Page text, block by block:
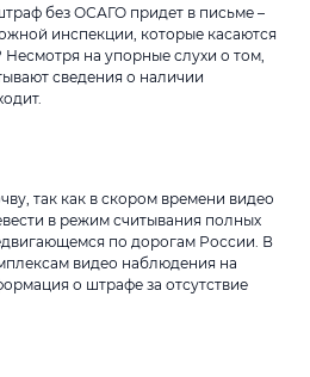
без ОСАГО придет в письме –
инспекции, которые касаются
Несмотря на упорные слухи о том,
сведения о наличии
так как в скором времени видео
в режим считывания полных
по дорогам России. В
видео наблюдения на
о штрафе за отсутствие